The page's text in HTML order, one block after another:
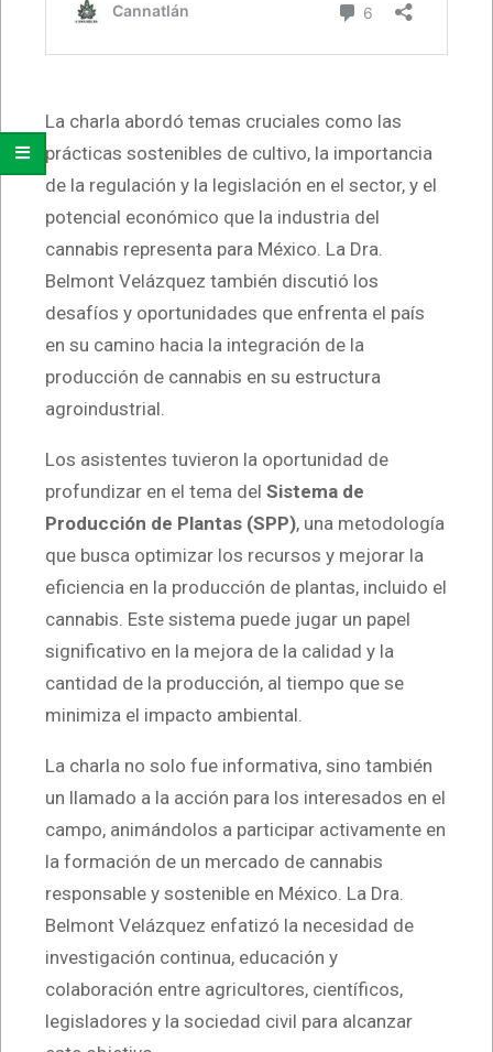
La charla abordó temas cruciales como las
prácticas sostenibles de cultivo, la importancia
de la regulación y la legislación en el sector, y el
potencial económico que la industria del
cannabis representa para México. La Dra.
Belmont Velázquez también discutió los
desafíos y oportunidades que enfrenta el país
en su camino hacia la integración de la
producción de cannabis en su estructura
agroindustrial.
Los asistentes tuvieron la oportunidad de
profundizar en el tema del Sistema de
Producción de Plantas (SPP), una metodología
que busca optimizar los recursos y mejorar la
eficiencia en la producción de plantas, incluido el
cannabis. Este sistema puede jugar un papel
significativo en la mejora de la calidad y la
cantidad de la producción, al tiempo que se
minimiza el impacto ambiental.
La charla no solo fue informativa, sino también
un llamado a la acción para los interesados en el
campo, animándolos a participar activamente en
la formación de un mercado de cannabis
responsable y sostenible en México. La Dra.
Belmont Velázquez enfatizó la necesidad de
investigación continua, educación y
colaboración entre agricultores, científicos,
legisladores y la sociedad civil para alcanzar